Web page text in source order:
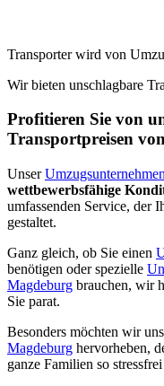
Transporter wird von
Wir bieten unschlagbare
Profitieren Sie von
Transportpreisen
Unser
wettbewerbsfähige
umfassenden Service, der
gestaltet.
Ganz gleich, ob Sie einen
benötigen oder spezielle
Magdeburg brauchen, wir
Sie parat.
Besonders möchten wir
Magdeburg hervorheben,
ganze Familien so